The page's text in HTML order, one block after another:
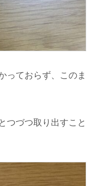
っておらず、このま
つづつ取り出すこと